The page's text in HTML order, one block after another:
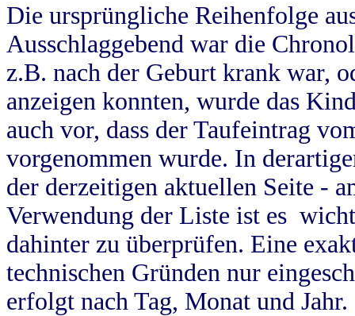
Die ursprüngliche Reihenfolge
Ausschlaggebend war die
z.B. nach der Geburt krank war,
anzeigen konnten, wurde das
auch vor, dass der Taufeintrag
vorgenommen wurde. In
der derzeitigen aktuellen Seite -
Verwendung der Liste ist es
dahinter zu überprüfen. Eine
technischen Gründen nur
erfolgt nach Tag, Monat und Jahr.